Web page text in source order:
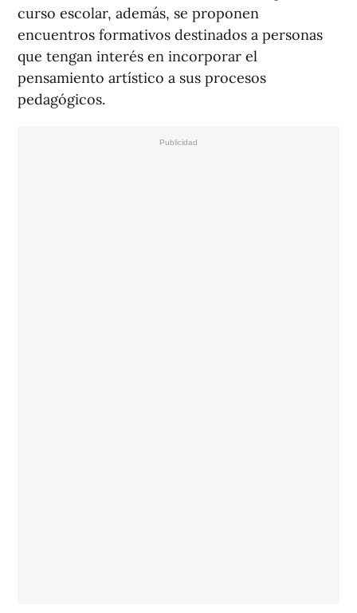
curso escolar, además, se proponen
encuentros formativos destinados a personas
que tengan interés en incorporar el
pensamiento artístico a sus procesos
pedagógicos.